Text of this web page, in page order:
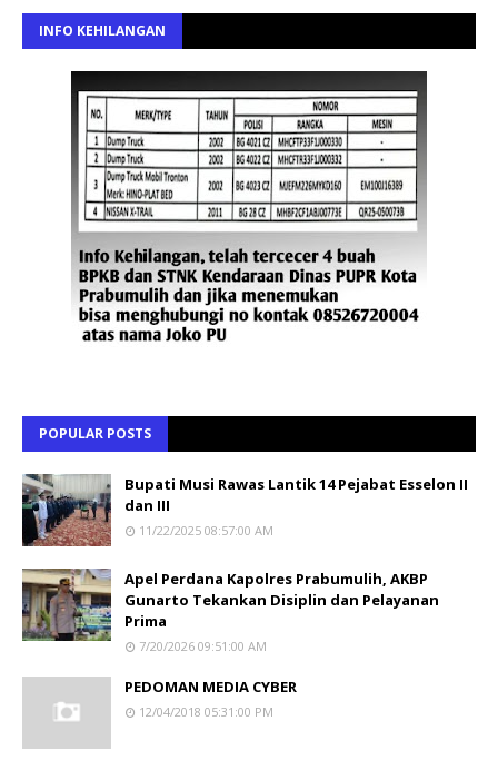
INFO KEHILANGAN
POPULAR POSTS
Bupati Musi Rawas Lantik 14 Pejabat Esselon II
dan III
11/22/2025 08:57:00 AM
Apel Perdana Kapolres Prabumulih, AKBP
Gunarto Tekankan Disiplin dan Pelayanan
Prima
7/20/2026 09:51:00 AM
PEDOMAN MEDIA CYBER
12/04/2018 05:31:00 PM